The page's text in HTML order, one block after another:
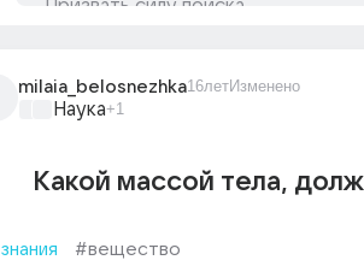
milaia_belosnezhka16летИзменено
Наука+1
Какой массой тела,
знания #вещество